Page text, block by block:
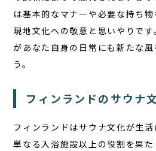
は基本的なマナーや必要な持ち
現地文化への敬意と思いやりで
があなた自身の日常にも新たな
う。
フィンランドのサウナ
フィンランドはサウナ文化が生活
単なる入浴施設以上の役割を果